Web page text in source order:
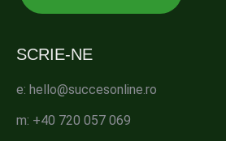
SCRIE-NE
e: hello@succesonline.ro
m: +40 720 057 069